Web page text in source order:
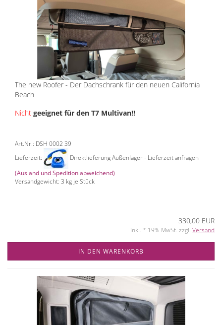
The new Roofer - Der Dachschrank für den neuen California
Beach
Nicht geeignet für den T7 Multivan!!
Art.Nr.: DSH 0002 39
Lieferzeit:
Direktlieferung Außenlager - Lieferzeit anfragen
(Ausland und Spedition abweichend)
Versandgewicht: 3 kg je Stück
330,00 EUR
inkl. * 19% MwSt. zzgl. Versand
IN DEN WARENKORB